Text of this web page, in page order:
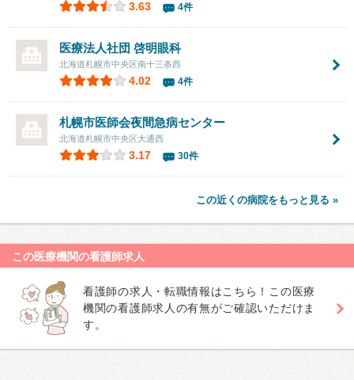
3.63 4件
医療法人社団 啓明眼科
北海道札幌市中央区南十三条西
4.02 4件
札幌市医師会夜間急病センター
北海道札幌市中央区大通西
3.17 30件
この近くの病院をもっと見る »
この医療機関の看護師求人
看護師の求人・転職情報はこちら！この医療
機関の看護師求人の有無がご確認いただけま
す。